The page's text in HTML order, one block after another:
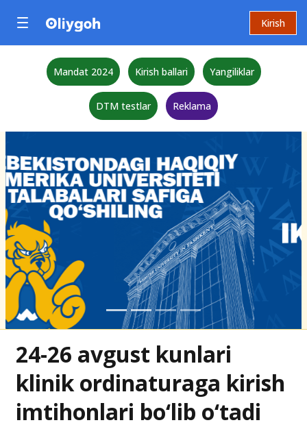
Kirish
Mandat 2024 Kirish ballari Yangiliklar
DTM testlar Reklama
24-26 avgust kunlari
klinik ordinaturaga kirish
imtihonlari bo‘lib o‘tadi